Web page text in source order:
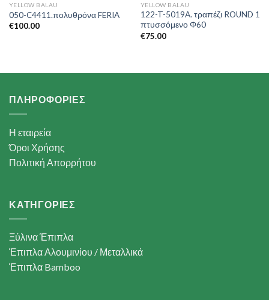
YELLOW BALAU
050-C4411.πολυθρόνα FERIA
€100.00
YELLOW BALAU
122-T-5019A. τραπέζι ROUND 1
πτυσσόμενο Φ60
€75.00
ΠΛΗΡΟΦΟΡΙΕΣ
Η εταιρεία
Όροι Χρήσης
Πολιτική Απορρήτου
ΚΑΤΗΓΟΡΙΕΣ
Ξύλινα Έπιπλα
Έπιπλα Αλουμινίου / Μεταλλικά
Έπιπλα Bamboo